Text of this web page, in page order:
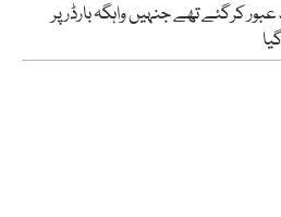
کرگئے تھے جنہیں واہگہ بارڈر پر